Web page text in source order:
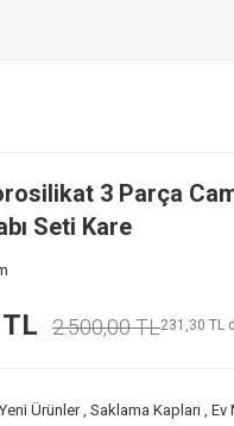
3 Parça
Seti Kare
2.500,00 TL231,30 TL
Yeni Ürünler , Saklama Kapları , Ev